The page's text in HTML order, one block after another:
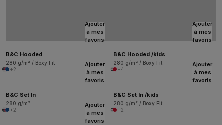
Ajouter
à mes
favoris
B&C Hooded
280 g/m² / Boxy Fit
+2
Ajouter
à mes
favoris
B&C Hooded /kids
280 g/m² / Boxy Fit
+4
Ajouter
à mes
favoris
B&C Set In
280 g/m²
+2
Ajouter
à mes
favoris
B&C Set In /kids
280 g/m² / Boxy Fit
+2
Ajouter
à mes
favoris